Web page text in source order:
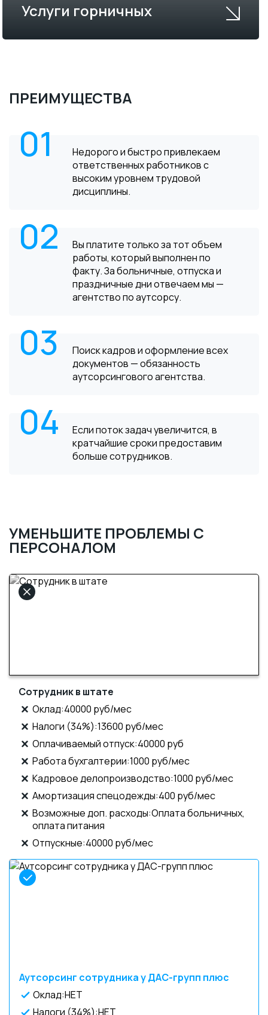
Услуги горничных
ПРЕИМУЩЕСТВА
01
Недорого и быстро привлекаем
ответственных работников с
высоким уровнем трудовой
дисциплины.
02
Вы платите только за тот объем
работы, который выполнен по
факту. За больничные, отпуска и
праздничные дни отвечаем мы —
агентство по аутсорсу.
03
Поиск кадров и оформление всех
документов — обязанность
аутсорсингового агентства.
04
Если поток задач увеличится, в
кратчайшие сроки предоставим
больше сотрудников.
УМЕНЬШИТЕ ПРОБЛЕМЫ С
ПЕРСОНАЛОМ
Сотрудник в штате
Оклад:40000 руб/мес
Налоги (34%):13600 руб/мес
Оплачиваемый отпуск:40000 руб
Работа бухгалтерии:1000 руб/мес
Кадровое делопроизводство:1000 руб/мес
Амортизация спецодежды:400 руб/мес
Возможные доп. расходы:Оплата больничных,
оплата питания
Отпускные:40000 руб/мес
Аутсорсинг сотрудника у ДАС-групп плюс
Оклад:НЕТ
Налоги (34%):НЕТ